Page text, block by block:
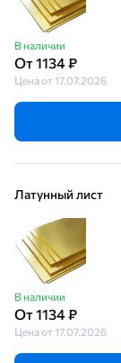
В наличии
От 1134 ₽
Цена от 17.07.2026
Латунный лист
В наличии
От 1134 ₽
Цена от 17.07.2026